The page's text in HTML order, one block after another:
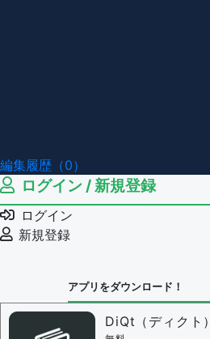
編集履歴（0）
ログイン / 新規登録
ログイン
新規登録
アプリをダウンロード！
DiQt（ディクト）